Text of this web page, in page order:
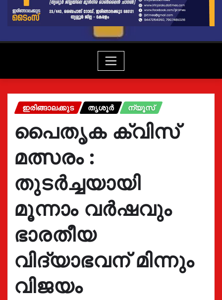
ഇരിങ്ങാലക്കുട തൃശൂർ ന്യൂസ്
പൈതൃക ക്വിസ്
മത്സരം :
തുടർച്ചയായി
മൂന്നാം വർഷവും
ഭാരതീയ
വിദ്യാഭവന് മിന്നും
വിജയം